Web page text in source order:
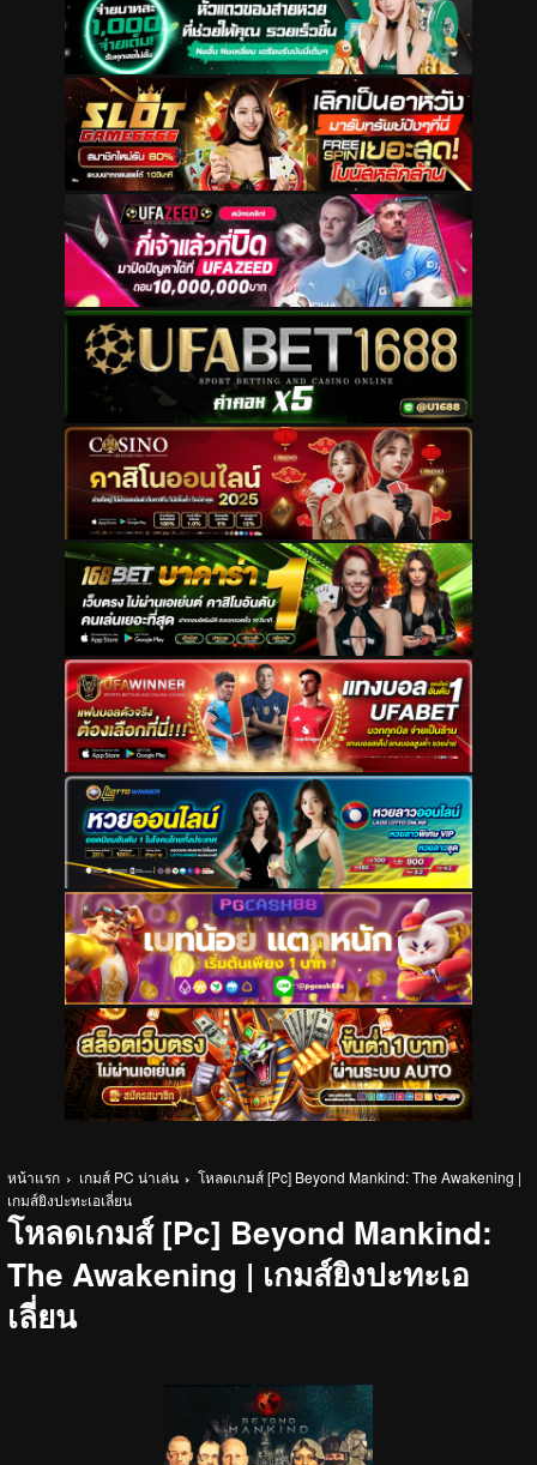
หน้าแรก เกมส์ PC น่าเล่น
โหลดเกมส์ [Pc] Beyond Mankind: The Awakening |
เกมส์ยิงปะทะเอเลี่ยน
โหลดเกมส์ [Pc] Beyond Mankind:
The Awakening | เกมส์ยิงปะทะเอ
เลี่ยน